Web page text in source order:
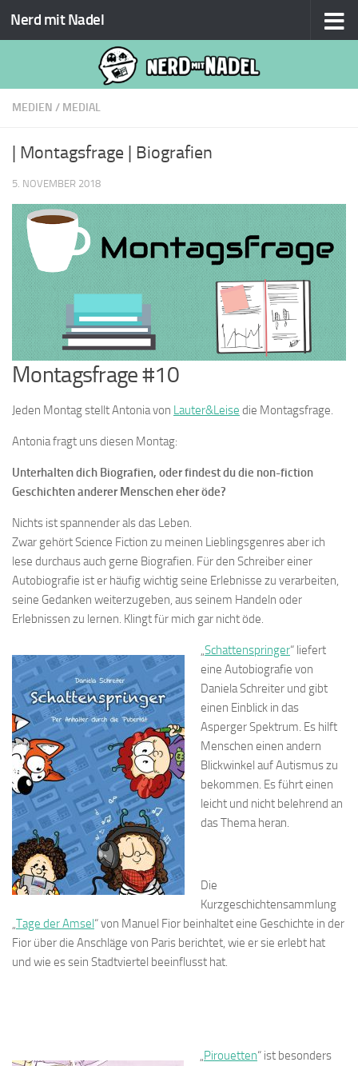
Zum Inhalt springen
Nerd mit Nadel
MEDIEN / MEDIAL
| Montagsfrage | Biografien
5. NOVEMBER 2018
Montagsfrage #10
Jeden Montag stellt Antonia von Lauter&Leise die Montagsfrage.
Antonia fragt uns diesen Montag:
Unterhalten dich Biografien, oder findest du die non-fiction
Geschichten anderer Menschen eher öde?
Nichts ist spannender als das Leben.
Zwar gehört Science Fiction zu meinen Lieblingsgenres aber ich
lese durchaus auch gerne Biografien. Für den Schreiber einer
Autobiografie ist er häufig wichtig seine Erlebnisse zu verarbeiten,
seine Gedanken weiterzugeben, aus seinem Handeln oder
Erlebnissen zu lernen. Klingt für mich gar nicht öde.
Schattenspringer“ liefert
eine Autobiografie von
Daniela Schreiter und gibt
einen Einblick in das
Asperger Spektrum. Es hilft
Menschen einen andern
Blickwinkel auf Autismus zu
bekommen. Es führt einen
leicht und nicht belehrend an
das Thema heran.
Die
Kurzgeschichtensammlung
Tage der Amsel“ von Manuel Fior beinhaltet eine Geschichte in der
Fior über die Anschläge von Paris berichtet, wie er sie erlebt hat
und wie es sein Stadtviertel beeinflusst hat.
Pirouetten“ ist besonders